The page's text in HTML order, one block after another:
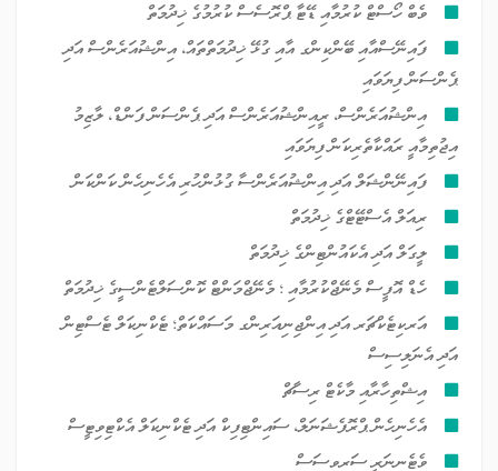
ވެބް ހޯސްޓް ކުރުމާއި ޑޭޓާ ޕްރޮސެސް ކުރުމުގެ ޚިދުމަތް
ފައިނޭސްއާއި ބޭންކިންގ އާއި ގުޅޭ ޚިދުމަތްތައް، އިންޝުއަރެންސް އަދި
ޕެންސަން ފިޔަވައި
އިންޝުއަރެންސް، ރީއިންޝުއަރެންސް އަދި ޕެންސަން ފަންޑް، ލާޒިމު
އިޖުތިމާއީ ރައްކާތެރިކަން ފިޔަވައި
ފައިނޭންޝަލް އަދި އިންޝުއަރެންސާ ގުޅުންހުރި އެހެނިހެން ކަންކަން
ރިއަލް އެސްޓޭޓްގެ ޚިދުމަތް
ލީގަލް އަދި އެކައުންޓިންގެ ޚިދުމަތް
ހެޑް އޮފީސް މެނޭޖްކުރުމާއި ؛ މެނޭޖްމަންޓް ކޮންސަލްޓެންސީގެ ޚިދުމަތް
އަރކިޓެކްޗަރ އަދި އިންޖިނިއަރިންގ މަސައްކަތް؛ ޓެކްނިކަލް ޓެސްޓިން
އަދި އެނަލިސިސް
އިޝްތިހާރާއި މާކެޓް ރިސާޗް
އެހެނިހެން ޕްރޮފެޝަނަލް، ސައިންޓިފިކް އަދި ޓެކްނިކަލް އެކްޓިވިޓީސް
ވެޓެނިނަރީ ސަރވިސަސް